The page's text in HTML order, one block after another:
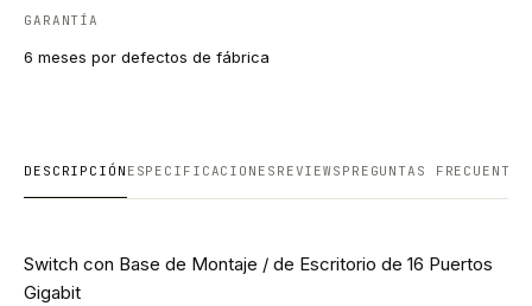
GARANTÍA
6 meses por defectos de fábrica
DESCRIPCIÓN ESPECIFICACIONES REVIEWS PREGUNTAS FRECUENTES
Switch con Base de Montaje / de Escritorio de 16 Puertos
Gigabit